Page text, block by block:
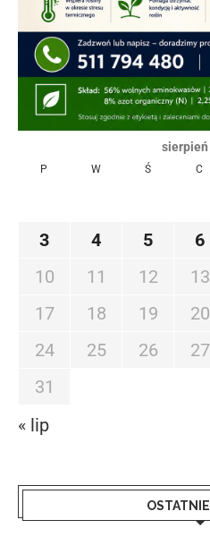
sierpień
P W Ś C
3
4 5 6
10
11 12 13
17
18 19 20
24
25 26 27
31
« lip